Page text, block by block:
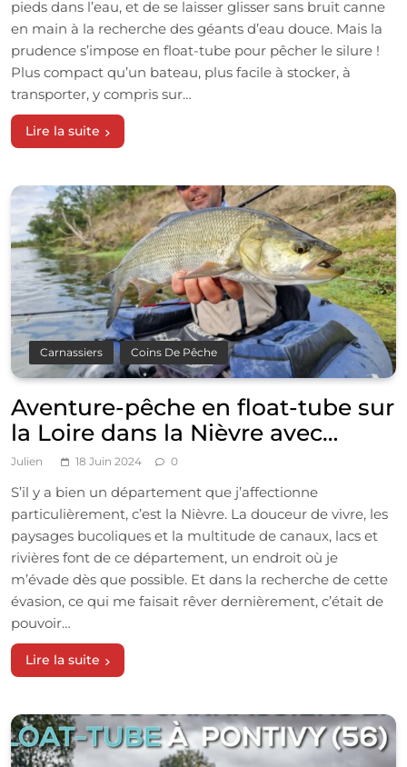
pieds dans l’eau, et de se laisser glisser sans bruit canne
en main à la recherche des géants d’eau douce. Mais la
prudence s’impose en float-tube pour pêcher le silure !
Plus compact qu’un bateau, plus facile à stocker, à
transporter, y compris sur…
Lire la suite
Carnassiers Coins De Pêche
Aventure-pêche en float-tube sur
la Loire dans la Nièvre avec
Vincent de Bruyne
Julien 18 Juin 2024 0
S’il y a bien un département que j’affectionne
particulièrement, c’est la Nièvre. La douceur de vivre, les
paysages bucoliques et la multitude de canaux, lacs et
rivières font de ce département, un endroit où je
m’évade dès que possible. Et dans la recherche de cette
évasion, ce qui me faisait rêver dernièrement, c’était de
pouvoir…
Lire la suite